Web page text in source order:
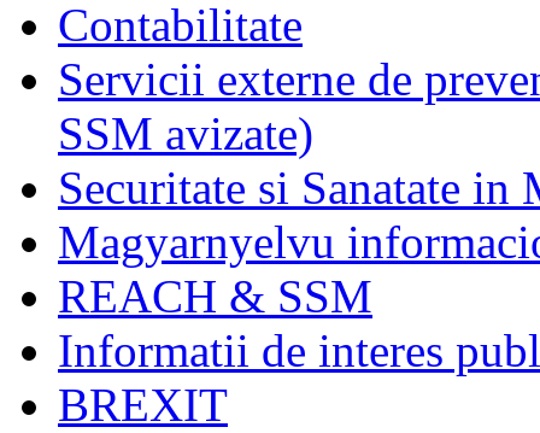
Contabilitate
Servicii externe de
SSM avizate)
Securitate si Sanatate in
Magyarnyelvu
REACH & SSM
Informatii de interes
BREXIT